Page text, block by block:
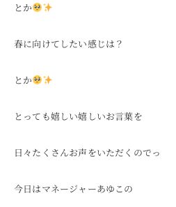
CONTACT
とか
春に向けてしたい感じは？
とか
とっても嬉しい嬉しいお言葉を
日々たくさんお声をいただくのでっ
今日はマネージャーあゆこの